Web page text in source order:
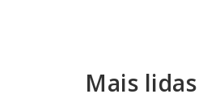
Mais lidas